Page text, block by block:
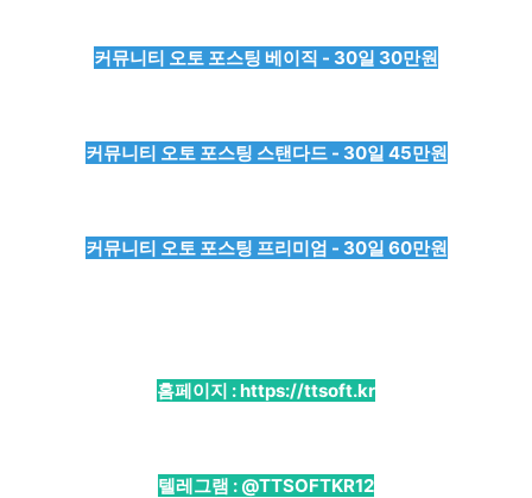
커뮤니티 오토 포스팅 베이직 - 30일 30만원
커뮤니티 오토 포스팅 스탠다드 - 30일 45만원
커뮤니티 오토 포스팅 프리미엄 - 30일 60만원
홈페이지 :https://ttsoft.kr
텔레그램 : @TTSOFTKR12